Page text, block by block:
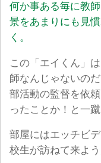
何か事ある毎に教
景をあまりにも見
く。
この「エイくん」
師なんじゃないのだ
部活動の監督を依
ったことか！と一蹴
部屋にはエッチビ
校生が訪ねて来よ